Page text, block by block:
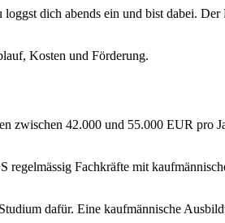
dich abends ein und bist dabei.
Kosten und Förderung.
zwischen 42.000 und 55.000 EUR pro
regelmässig Fachkräfte mit
dafür. Eine kaufmännische